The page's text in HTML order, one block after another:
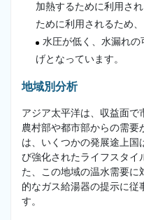
加熱するために利用さ
ために利用されるため
水圧が低く、水漏れ
げとなっています。
地域別分析
アジア太平洋は、収益面で
農村部や都市部からの需要
は、いくつかの発展途上国
び強化されたライフスタイ
た、この地域の温水需要に
的なガス給湯器の提示に従
す。